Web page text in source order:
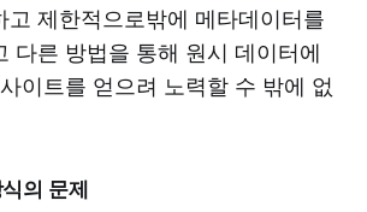
고 제한적으로밖에 메타데이터를
다른 방법을 통해 원시 데이터에
이트를 얻으려 노력할 수 밖에 없
의 문제